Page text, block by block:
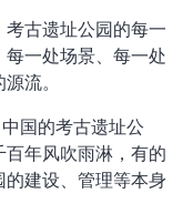
古遗址公园的每一
一处场景、每一处
流。
国的考古遗址公
年风吹雨淋，有的
建设、管理等本身